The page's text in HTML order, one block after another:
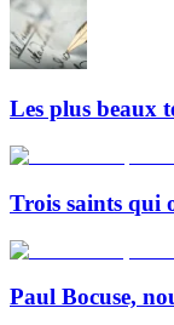
Les plus beaux
Trois saints qui
Paul Bocuse,